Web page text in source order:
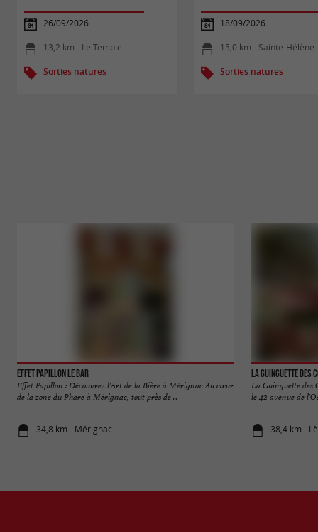
26/09/2026
13,2 km - Le Temple
Sorties natures
18/09/2026
15,0 km - Sainte-Hélène
Sorties natures
Effet Papillon Le Bar
Effet Papillon : Découvrez l'Art de la Bière à Mérignac Au cœur
de la zone du Phare à Mérignac, tout près de ...
34,8 km - Mérignac
La Guinguette des
La Guinguette des
le 42 avenue de
38,4 km -